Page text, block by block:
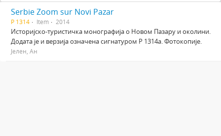
Serbie Zoom sur Novi Pazar
Р 1314 Item 2014
Историјско-туристичка монографија о Новом Пазару и околини.
Додата је и верзија означена сигнатуром Р 1314а. Фотокопије.
Јелен, Ан